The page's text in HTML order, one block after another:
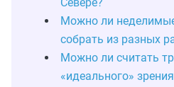
Можно ли
собрать из разных
Можно ли считать
«идеального»